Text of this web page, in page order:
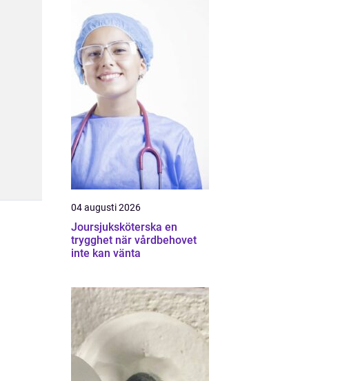
04 augusti 2026
Joursjuksköterska en
trygghet när vårdbehovet
inte kan vänta